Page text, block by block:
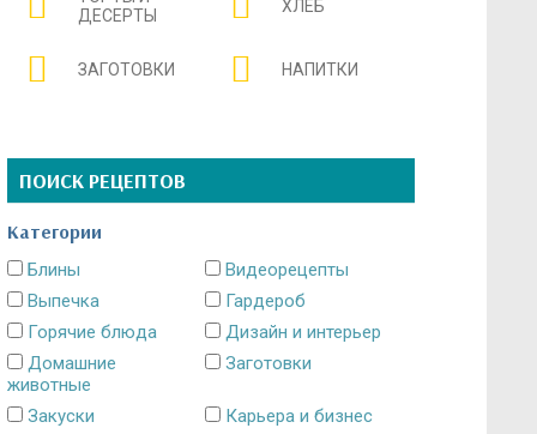
ДЕСЕРТЫ
ХЛЕБ
ЗАГОТОВКИ НАПИТКИ
ПОИСК РЕЦЕПТОВ
Категории
Блины
Видеорецепты
Выпечка
Гардероб
Горячие блюда
Дизайн и интерьер
Домашние
животные
Заготовки
Закуски
Карьера и бизнес